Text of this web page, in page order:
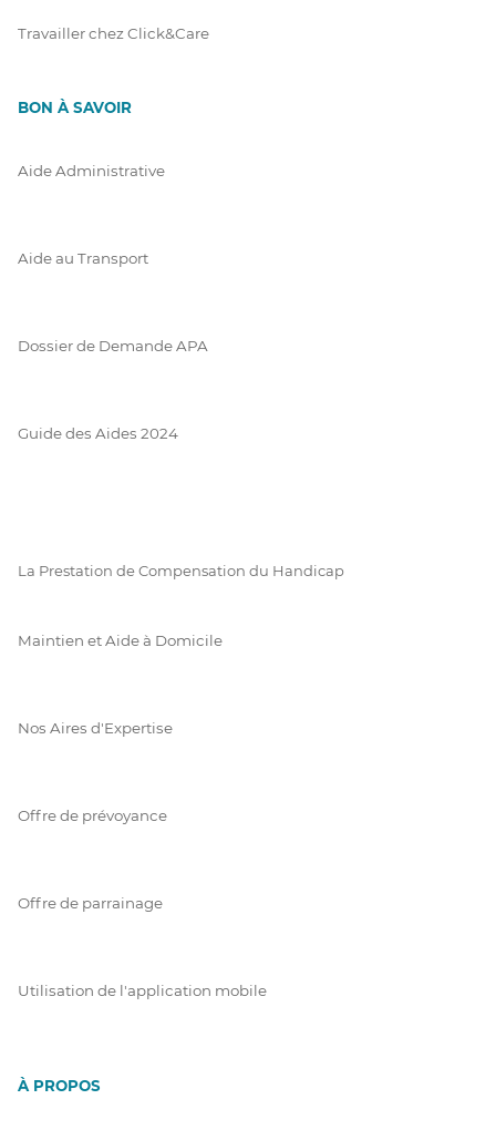
Travailler chez Click&Care
BON À SAVOIR
Aide Administrative
Aide au Transport
Dossier de Demande APA
Guide des Aides 2024
La Prestation de Compensation du Handicap
Maintien et Aide à Domicile
Nos Aires d'Expertise
Offre de prévoyance
Offre de parrainage
Utilisation de l'application mobile
À PROPOS